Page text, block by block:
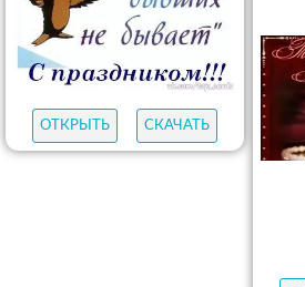
ОТКРЫТЬ СКАЧАТЬ